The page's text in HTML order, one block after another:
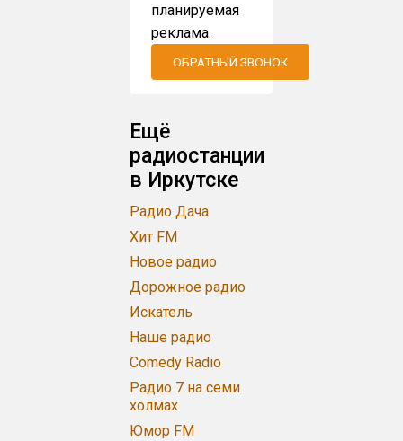
планируемая
реклама.
ОБРАТНЫЙ ЗВОНОК
Ещё
радиостанции
в Иркутске
Радио Дача
Хит FM
Новое радио
Дорожное радио
Искатель
Наше радио
Comedy Radio
Радио 7 на семи
холмах
Юмор FM